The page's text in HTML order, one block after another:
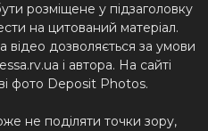
розміщене у підзаголовку
на цитований матеріал.
відео дозволяється за умови
і автора. На сайті
фото Deposit Photos.
не поділяти точки зору,